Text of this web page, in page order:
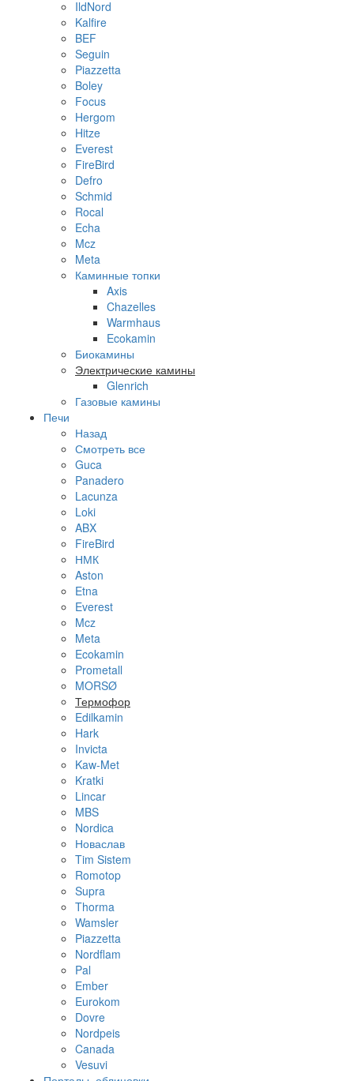
IldNord
Kalfire
BEF
Seguin
Piazzetta
Boley
Focus
Hergom
Hitze
Everest
FireBird
Defro
Schmid
Rocal
Echa
Mcz
Meta
Каминные топки
Axis
Chazelles
Warmhaus
Ecokamin
Биокамины
Электрические камины
Glenrich
Газовые камины
Печи
Назад
Смотреть все
Guca
Panadero
Lacunza
Loki
ABX
FireBird
НМК
Aston
Etna
Everest
Mcz
Meta
Ecokamin
Prometall
MORSØ
Термофор
Edilkamin
Hark
Invicta
Kaw-Met
Kratki
Lincar
MBS
Nordica
Новаслав
Tim Sistem
Romotop
Supra
Thorma
Wamsler
Piazzetta
Nordflam
Pal
Ember
Eurokom
Dovre
Nordpeis
Canada
Vesuvi